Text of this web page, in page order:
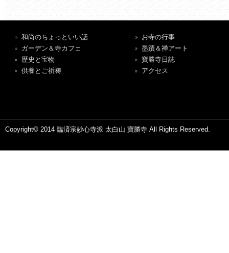
和尚のちょっといい話
ガーデン＆寺カフェ
歴史と宝物
供養とご祈祷
お寺の行事
墨蹟＆禅アート
寶勝寺日誌
アクセス
Copyright© 2014 臨済宗妙心寺派 太白山 寶勝寺 All Rights Reserved.